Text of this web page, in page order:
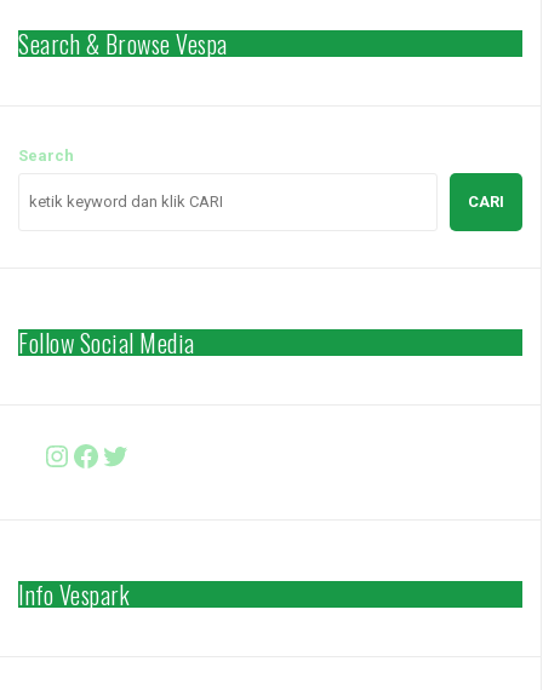
Search & Browse Vespa
Search
CARI
Follow Social Media
Instagram
Facebook
http://www.twitter.com/
Info Vespark